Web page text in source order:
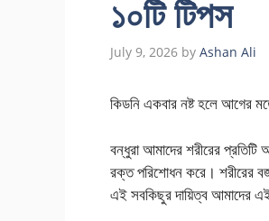
১০টি টিপস
July 9, 2026 by Ashan Ali
কিডনি একবার নষ্ট হলে আগের
বন্ধুরা আমাদের শরীরের
রক্ত পরিশোধন করে। শরীরের
এই সবকিছুর দায়িত্ব আমাদের